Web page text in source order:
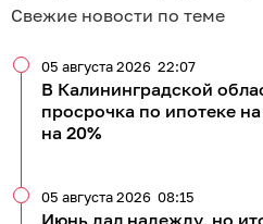
Свежие новости по теме
В Калининградской
просрочка по ипотеке
на 20%
05 августа 2026 22:07
Июнь дал надежду, но
05 августа 2026 08:15